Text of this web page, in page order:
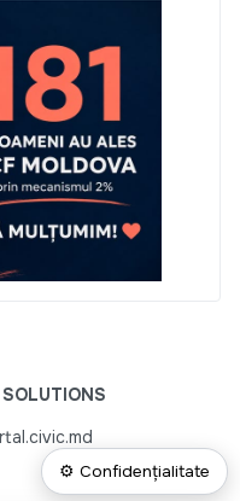
⚙ Confidențialitate